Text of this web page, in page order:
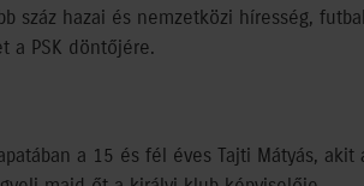
száz hazai és nemzetközi híresség,
a PSK döntőjére.
a 15 és fél éves Tajti Mátyás, akit